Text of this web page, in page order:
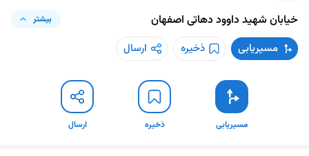
خیابان شهید داوود دهاتی اصفهان بیشتر
مسیریابی ذخیره ارسال
مسیریابی ذخیره ارسال